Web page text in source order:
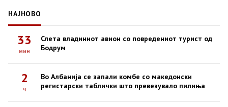
НАЈНОВО
33
мин
Слета владиниот авион со повредениот турист од
Бодрум
2
ч
Во Албанија се запали комбе со македонски
регистарски таблички што превезувало пилиња